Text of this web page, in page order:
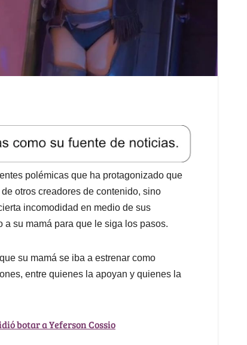
polémicas que ha protagonizado que
otros creadores de contenido, sino
incomodidad en medio de sus
su mamá para que le siga los pasos.
su mamá se iba a estrenar como
entre quienes la apoyan y quienes la
botar a Yeferson Cossio